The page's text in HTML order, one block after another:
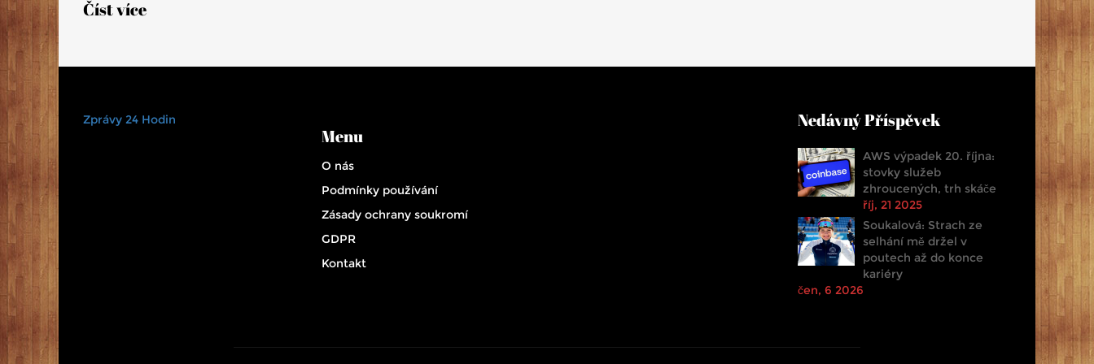
kariéry v zábavním průmyslu.
Číst více
Zprávy 24 Hodin
Menu
O nás
Podmínky používání
Zásady ochrany soukromí
GDPR
Kontakt
Nedávný Příspěvek
AWS výpadek 20. října:
stovky služeb
zhroucených, trh skáče
říj, 21 2025
Soukalová: Strach ze
selhání mě držel v
poutech až do konce
kariéry
čen, 6 2026